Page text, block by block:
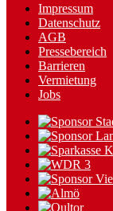
Impressum
Datenschutz
AGB
Pressebereich
Barrieren
Vermietung
Jobs